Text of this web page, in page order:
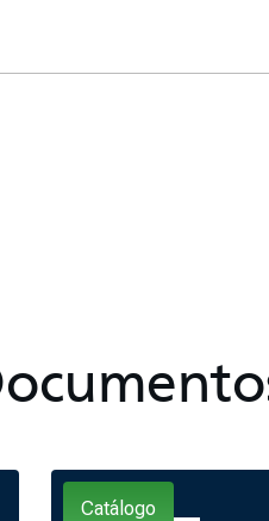
Catálogo